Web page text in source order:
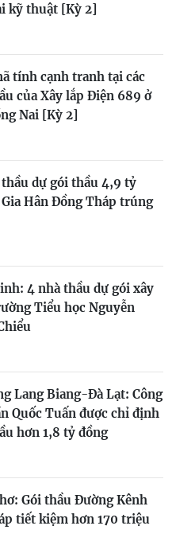
kỹ thuật [Kỳ 2]
tính cạnh tranh tại các
của Xây lắp Điện 689 ở
Nai [Kỳ 2]
thầu dự gói thầu 4,9 tỷ
Hân Đồng Tháp trúng
4 nhà thầu dự gói xây
Tiểu học Nguyễn
Lang Biang-Đà Lạt: Công
Quốc Tuấn được chỉ định
hơn 1,8 tỷ đồng
Gói thầu Đường Kênh
tiết kiệm hơn 170 triệu